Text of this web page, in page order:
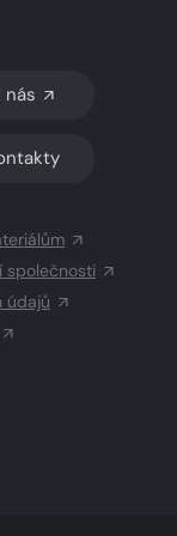
nás
společnosti
údajů